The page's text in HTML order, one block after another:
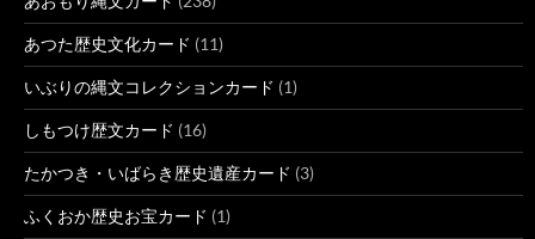
あつた歴史文化カード (11)
いぶりの縄文コレクションカード (1)
しもつけ歴文カード (16)
たかつき・いばらき歴史遺産カード (3)
ふくおか歴史お宝カード (1)